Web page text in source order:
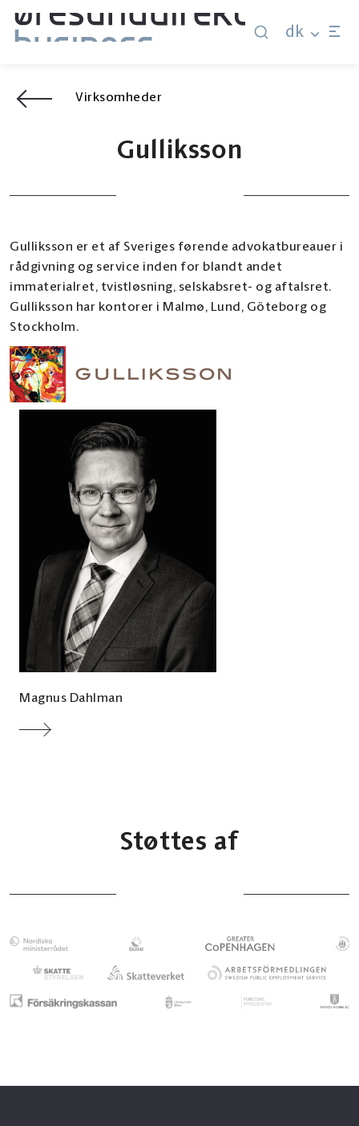
dk
Virksomheder
Gulliksson
Gulliksson er et af Sveriges førende advokatbureauer i
rådgivning og service inden for blandt andet
immaterialret, tvistløsning, selskabsret- og aftalsret.
Gulliksson har kontorer i Malmø, Lund, Göteborg og
Stockholm.
Magnus Dahlman
Støttes af